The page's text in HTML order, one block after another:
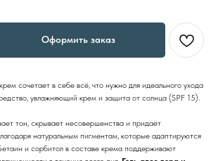
Оформить заказ
сочетает в себе всё, что нужно для идеального ухода
увлажняющий крем и защита от солнца (SPF 15).
тон, скрывает несовершенства и придаёт
натуральным пигментам, которые адаптируются
и сорбитол в составе крема поддерживают